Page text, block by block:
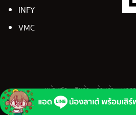
INFY
VMC
หน้าหลัก สินค้า ร้านค้า บทค
Copyright 2026 ©